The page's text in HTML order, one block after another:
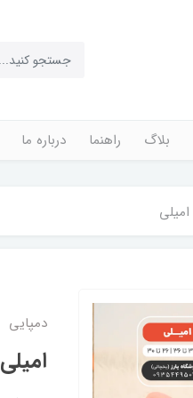
بلاگ راهنما درباره ما
امیلی
دمپایی
امیلی